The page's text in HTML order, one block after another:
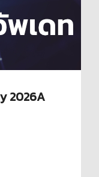
2026A